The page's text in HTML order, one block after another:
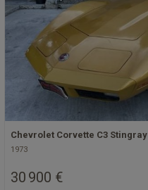
Chevrolet Corvette C3 Stingray
1973
30 900 €